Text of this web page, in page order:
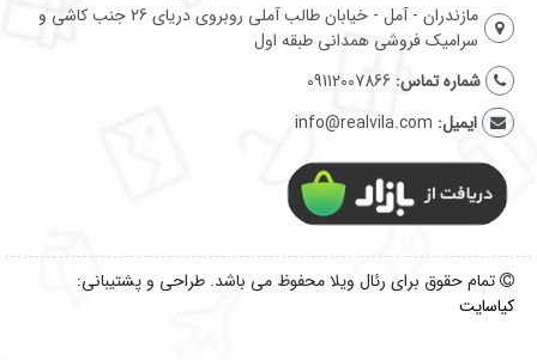
مازندران - آمل - خیابان طالب آملی روبروی دریای 26 جنب کاشی و
سرامیک فروشی همدانی طبقه اول
شماره تماس: 09112007866
ایمیل: info@realvila.com
تمام حقوق برای رئال ویلا محفوظ می باشد. طراحی و پشتیبانی:
کیاسایت